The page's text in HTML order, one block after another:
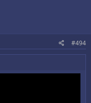
#494